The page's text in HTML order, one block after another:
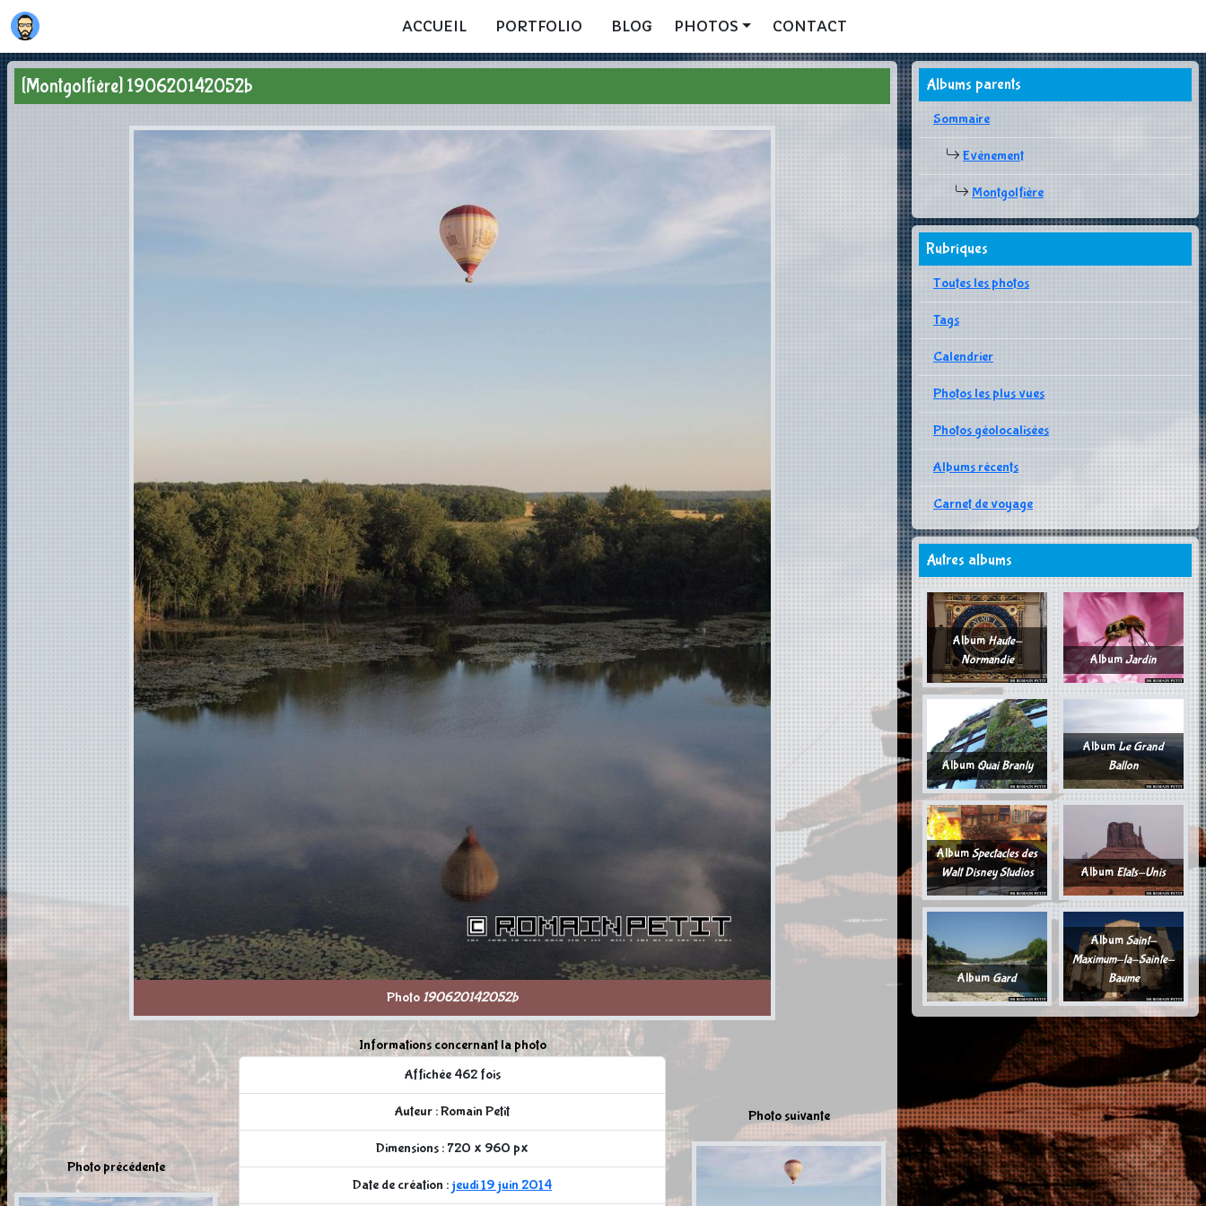
ACCUEIL PORTFOLIO BLOG PHOTOS CONTACT
[Montgolfière] 190620142052b
Photo 190620142052b
Photo précédente
Informations concernant la photo
Affichée 462 fois
Auteur : Romain Petit
Dimensions : 720 x 960 px
Date de création : jeudi 19 juin 2014
Photo suivante
Albums parents
Sommaire
Evènement
Montgolfière
Rubriques
Toutes les photos
Tags
Calendrier
Photos les plus vues
Photos géolocalisées
Albums récents
Carnet de voyage
Autres albums
AlbumHaute-
Normandie
AlbumJardin
AlbumQuai Branly
AlbumLe Grand
Ballon
AlbumSpectacles des
Walt Disney Studios
Album Etats-Unis
AlbumGard
AlbumSaint-
Maximum-la-Sainte-
Baume